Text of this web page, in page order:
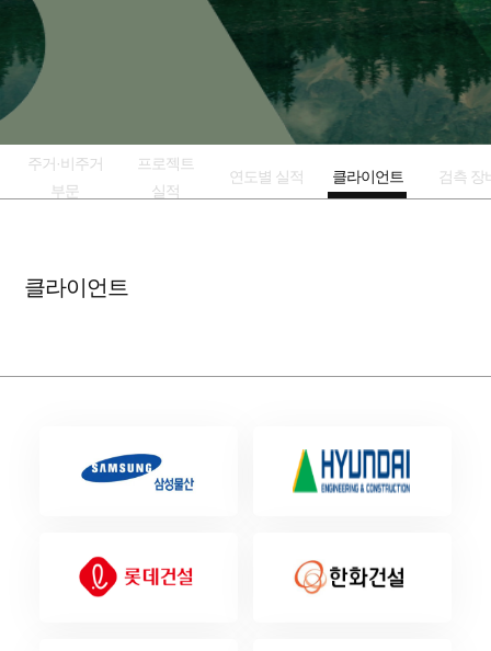
주거·비주거
부문
프로젝트
실적
연도별 실적 클라이언트 검측 장
클라이언트